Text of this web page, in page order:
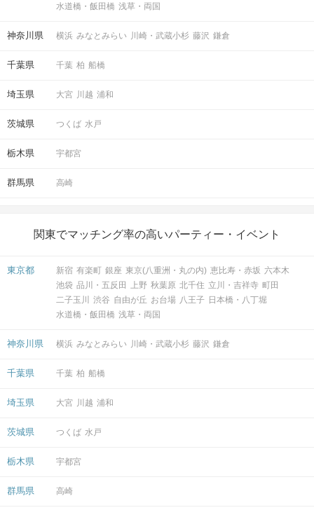
水道橋・飯田橋 浅草・両国
神奈川県 横浜 みなとみらい 川崎・武蔵小杉 藤沢 鎌倉
千葉県 千葉 柏 船橋
埼玉県 大宮 川越 浦和
茨城県 つくば 水戸
栃木県 宇都宮
群馬県 高崎
関東でマッチング率の高いパーティー・イベント
東京都 新宿 有楽町 銀座 東京(八重洲・丸の内) 恵比寿・赤坂 六本木
池袋 品川・五反田 上野 秋葉原 北千住 立川・吉祥寺 町田
二子玉川
渋谷 自由が丘 お台場 八王子 日本橋・八丁堀
水道橋・飯田橋 浅草・両国
神奈川県 横浜 みなとみらい 川崎・武蔵小杉 藤沢 鎌倉
千葉県 千葉 柏 船橋
埼玉県 大宮 川越 浦和
茨城県 つくば 水戸
栃木県 宇都宮
群馬県 高崎